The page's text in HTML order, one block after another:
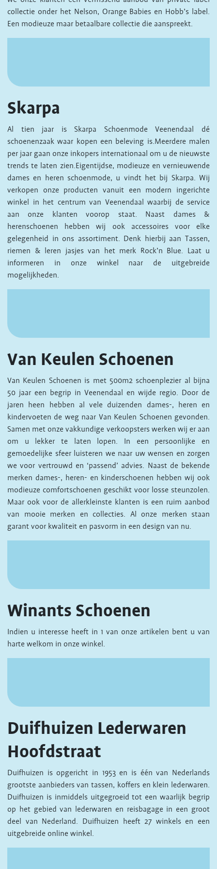
collectie onder het Nelson, Orange Babies en Hobb’s label.
Een modieuze maar betaalbare collectie die aanspreekt.
Skarpa
Al tien jaar is Skarpa Schoenmode Veenendaal dé
schoenenzaak waar kopen een beleving is.Meerdere malen
per jaar gaan onze inkopers internationaal om u de nieuwste
trends te laten zien.Eigentijdse, modieuze en vernieuwende
dames en heren schoenmode, u vindt het bij Skarpa. Wij
verkopen onze producten vanuit een modern ingerichte
winkel in het centrum van Veenendaal waarbij de service
aan onze klanten voorop staat. Naast dames &
herenschoenen hebben wij ook accessoires voor elke
gelegenheid in ons assortiment. Denk hierbij aan Tassen,
riemen & leren jasjes van het merk Rock’n Blue. Laat u
informeren in onze winkel naar de uitgebreide
mogelijkheden.
Van Keulen Schoenen
Van Keulen Schoenen is met 500m2 schoenplezier al bijna
50 jaar een begrip in Veenendaal en wijde regio. Door de
jaren heen hebben al vele duizenden dames-, heren en
kindervoeten de weg naar Van Keulen Schoenen gevonden.
Samen met onze vakkundige verkoopsters werken wij er aan
om u lekker te laten lopen. In een persoonlijke en
gemoedelijke sfeer luisteren we naar uw wensen en zorgen
we voor vertrouwd en ‘passend’ advies. Naast de bekende
merken dames-, heren- en kinderschoenen hebben wij ook
modieuze comfortschoenen geschikt voor losse steunzolen.
Maar ook voor de allerkleinste klanten is een ruim aanbod
van mooie merken en collecties. Al onze merken staan
garant voor kwaliteit en pasvorm in een design van nu.
Winants Schoenen
Indien u interesse heeft in 1 van onze artikelen bent u van
harte welkom in onze winkel.
Duifhuizen Lederwaren
Hoofdstraat
Duifhuizen is opgericht in 1953 en is één van Nederlands
grootste aanbieders van tassen, koffers en klein lederwaren.
Duifhuizen is inmiddels uitgegroeid tot een waarlijk begrip
op het gebied van lederwaren en reisbagage in een groot
deel van Nederland. Duifhuizen heeft 27 winkels en een
uitgebreide online winkel.